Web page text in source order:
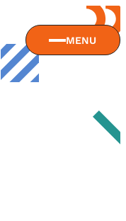
MENU
は